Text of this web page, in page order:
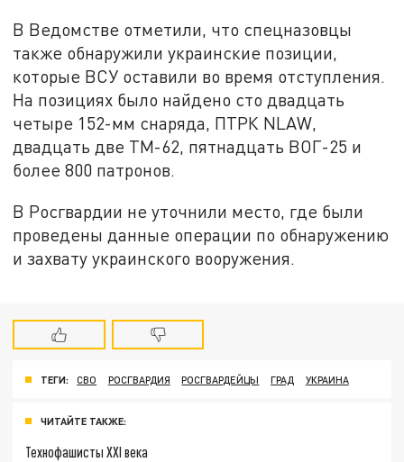
В Ведомстве отметили, что спецназовцы
также обнаружили украинские позиции,
которые ВСУ оставили во время отступления.
На позициях было найдено сто двадцать
четыре 152-мм снаряда, ПТРК NLAW,
двадцать две ТМ-62, пятнадцать ВОГ-25 и
более 800 патронов.
В Росгвардии не уточнили место, где были
проведены данные операции по обнаружению
и захвату украинского вооружения.
ТЕГИ: СВО РОСГВАРДИЯ РОСГВАРДЕЙЦЫ ГРАД УКРАИНА
ЧИТАЙТЕ ТАКЖЕ:
Технофашисты XXI века